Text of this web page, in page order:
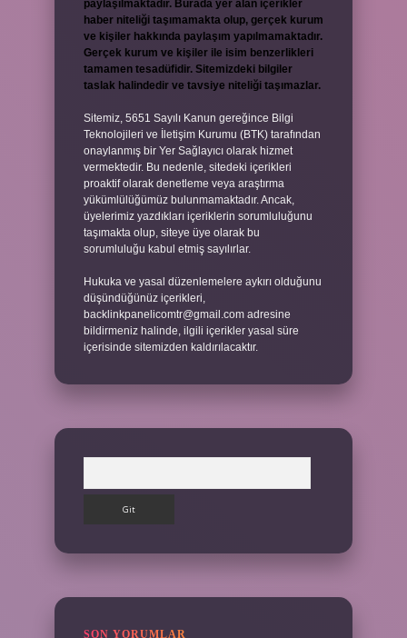
paylaşılmaktadır. Burada yer alan içerikler
haber niteliği taşımamakta olup, gerçek kurum
ve kişiler hakkında paylaşım yapılmamaktadır.
Gerçek kurum ve kişiler ile isim benzerlikleri
tamamen tesadüfidir. Sitemizdeki bilgiler
taslak halindedir ve tavsiye niteliği taşımazlar.
Sitemiz, 5651 Sayılı Kanun gereğince Bilgi
Teknolojileri ve İletişim Kurumu (BTK) tarafından
onaylanmış bir Yer Sağlayıcı olarak hizmet
vermektedir. Bu nedenle, sitedeki içerikleri
proaktif olarak denetleme veya araştırma
yükümlülüğümüz bulunmamaktadır. Ancak,
üyelerimiz yazdıkları içeriklerin sorumluluğunu
taşımakta olup, siteye üye olarak bu
sorumluluğu kabul etmiş sayılırlar.
Hukuka ve yasal düzenlemelere aykırı olduğunu
düşündüğünüz içerikleri,
backlinkpanelicomtr@gmail.com adresine
bildirmeniz halinde, ilgili içerikler yasal süre
içerisinde sitemizden kaldırılacaktır.
SON YORUMLAR